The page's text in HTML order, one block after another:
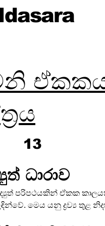
ඒකකය:
13
ධාරාව
පරිපථයකින් ඒකක
මෙය යනු ද්‍රව්‍ය තුළ